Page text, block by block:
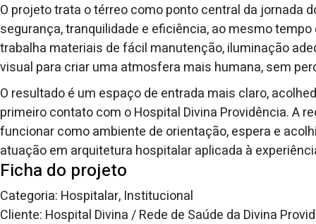
O projeto trata o térreo como ponto central da jornada
segurança, tranquilidade e eficiência, ao mesmo
trabalha materiais de fácil manutenção, iluminação
visual para criar uma atmosfera mais humana, sem
O resultado é um espaço de entrada mais claro,
primeiro contato com o Hospital Divina Providência. A
funcionar como ambiente de orientação, espera e
atuação em arquitetura hospitalar aplicada à
Ficha do projeto
Categoria: Hospitalar, Institucional
Cliente: Hospital Divina / Rede de Saúde da Divina